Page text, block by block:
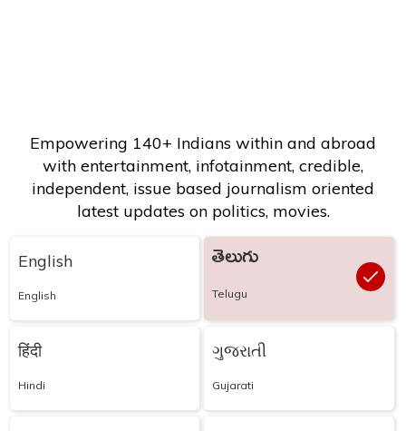
Empowering 140+ Indians within and abroad
with entertainment, infotainment, credible,
independent, issue based journalism oriented
latest updates on politics, movies.
English
English
తెలుగు
Telugu
हिंदी
Hindi
ગુજરાતી
Gujarati